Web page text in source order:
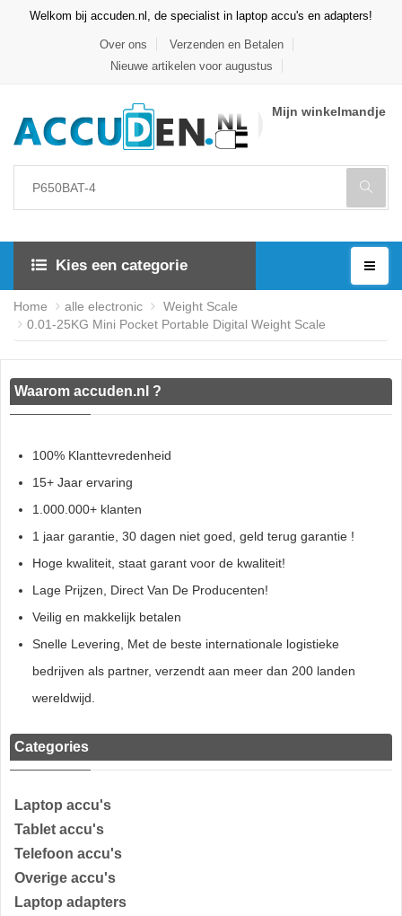
Welkom bij accuden.nl, de specialist in laptop accu's en adapters!
Over ons
Verzenden en Betalen
Nieuwe artikelen voor augustus
Mijn winkelmandje
Kies een categorie
Home alle electronic
Weight Scale
0.01-25KG Mini Pocket Portable Digital Weight Scale
Waarom accuden.nl ?
100% Klanttevredenheid
15+ Jaar ervaring
1.000.000+ klanten
1 jaar garantie, 30 dagen niet goed, geld terug garantie !
Hoge kwaliteit, staat garant voor de kwaliteit!
Lage Prijzen, Direct Van De Producenten!
Veilig en makkelijk betalen
Snelle Levering, Met de beste internationale logistieke
bedrijven als partner, verzendt aan meer dan 200 landen
wereldwijd.
Categories
Laptop accu's
Tablet accu's
Telefoon accu's
Overige accu's
Laptop adapters